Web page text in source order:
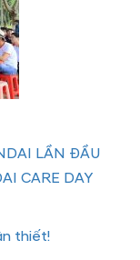
LẦN ĐẦU
CARE DAY
thiết!